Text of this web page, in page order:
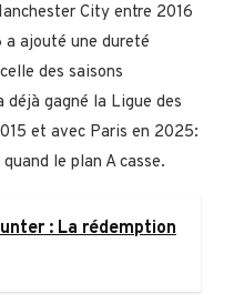
City entre 2016
a ajouté une dureté
des saisons
déjà gagné la Ligue des
et avec Paris en 2025:
le plan A casse.
: La rédemption